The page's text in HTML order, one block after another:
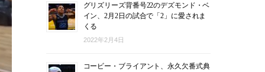
グリズリーズ背番号22のデズモンド・ベ
イン、2月2日の試合で「2」に愛されま
くる
2022年2月4日
コービー・ブライアント、永久欠番式典